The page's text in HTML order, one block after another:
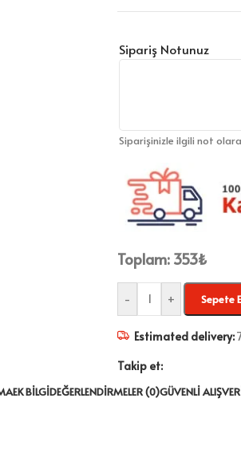
Sipariş Notunuz
Siparişinizle ilgili not
Toplam: 353₺
- + Sepete
Estimated delivery:
Takip et:
EK BILGIDEĞERLENDIRMELER (0)GÜVENLI